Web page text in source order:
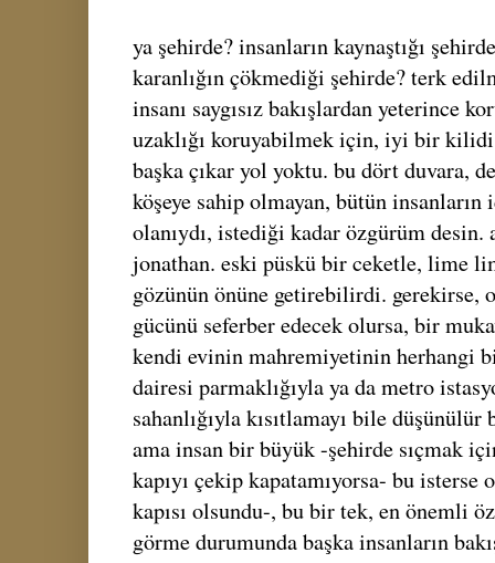
ya şehirde? insanların kaynaştığı
karanlığın çökmediği şehirde? terk
insanı saygısız bakışlardan yeterince
uzaklığı koruyabilmek için, iyi bir
başka çıkar yol yoktu. bu dört duvara,
köşeye sahip olmayan, bütün insanların
olanıydı, istediği kadar özgürüm
jonathan. eski püskü bir ceketle, lime
gözünün önüne getirebilirdi. gerekirse,
gücünü seferber edecek olursa, bir
kendi evinin mahremiyetinin herhangi
dairesi parmaklığıyla ya da metro
sahanlığıyla kısıtlamayı bile
ama insan bir büyük -şehirde sıçmak
kapıyı çekip kapatamıyorsa- bu
kapısı olsundu-, bu bir tek, en önemli
görme durumunda başka insanların